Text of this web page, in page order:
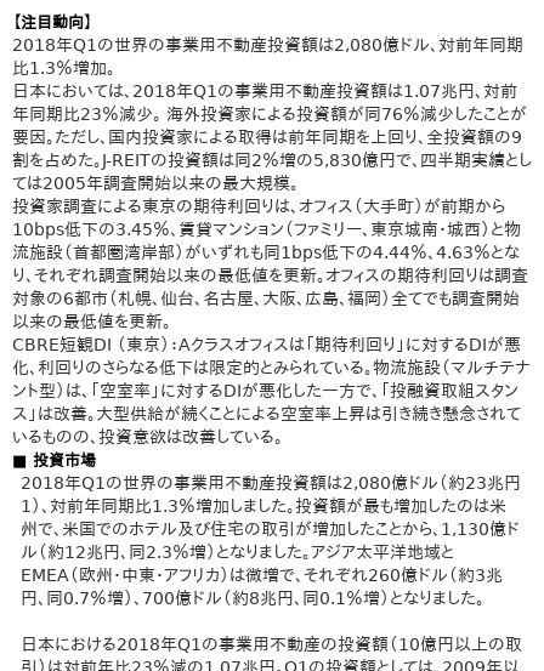
【注目動向】
2018年Q1の世界の事業用不動産投資額は2,080億ドル、対前年同期
比1.3％増加。
日本においては、2018年Q1の事業用不動産投資額は1.07兆円、対前
年同期比23％減少。 海外投資家による投資額が同76％減少したことが
要因。ただし、国内投資家による取得は前年同期を上回り、全投資額の9
割を占めた。J-REITの投資額は同2％増の5,830億円で、四半期実績とし
ては2005年調査開始以来の最大規模。
投資家調査による東京の期待利回りは、オフィス（大手町）が前期から
10bps低下の3.45％、賃貸マンション（ファミリー、東京城南・城西）と物
流施設（首都圏湾岸部）がいずれも同1bps低下の4.44％、4.63％とな
り、それぞれ調査開始以来の最低値を更新。オフィスの期待利回りは調査
対象の6都市（札幌、仙台、名古屋、大阪、広島、福岡）全てでも調査開始
以来の最低値を更新。
CBRE短観DI （東京）：Aクラスオフィスは「期待利回り」に対するDIが悪
化、利回りのさらなる低下は限定的とみられている。物流施設（マルチテナ
ント型）は、「空室率」に対するDIが悪化した一方で、「投融資取組スタン
ス」は改善。大型供給が続くことによる空室率上昇は引き続き懸念されて
いるものの、投資意欲は改善している。
■ 投資市場
2018年Q1の世界の事業用不動産投資額は2,080億ドル（約23兆円
1）、対前年同期比1.3％増加しました。投資額が最も増加したのは米
州で、米国でのホテル及び住宅の取引が増加したことから、1,130億ド
ル（約12兆円、同2.3％増）となりました。アジア太平洋地域と
EMEA（欧州・中東・アフリカ）は微増で、それぞれ260億ドル（約3兆
円、同0.7％増）、700億ドル（約8兆円、同0.1％増）となりました。
日本における2018年Q1の事業用不動産の投資額（10億円以上の取